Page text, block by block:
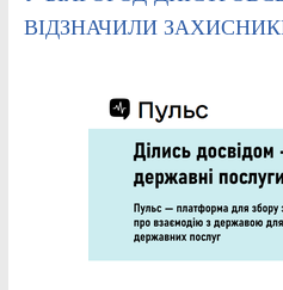
ВІДЗНАЧИЛИ